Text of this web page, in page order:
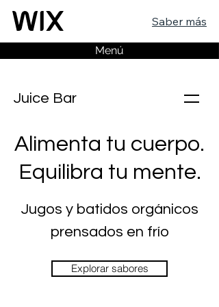
Saber más